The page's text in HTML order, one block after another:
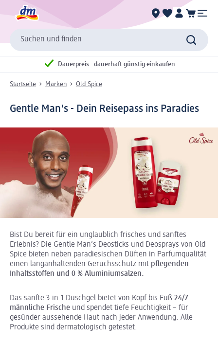
Suchen und finden
Dauerpreis - dauerhaft günstig einkaufen
Startseite Marken Old Spice
Gentle Man's - Dein Reisepass ins Paradies
Bist Du bereit für ein unglaublich frisches und sanftes
Erlebnis? Die Gentle Man‘s Deosticks und Deosprays von Old
Spice bieten neben paradiesischen Düften in Parfumqualität
einen langanhaltenden Geruchsschutz mit pflegenden
Inhaltsstoffen und 0 % Aluminiumsalzen.
Das sanfte 3-in-1 Duschgel bietet von Kopf bis Fuß 24/7
männliche Frische und spendet tiefe Feuchtigkeit – für
gesünder aussehende Haut nach jeder Anwendung. Alle
Produkte sind dermatologisch getestet.